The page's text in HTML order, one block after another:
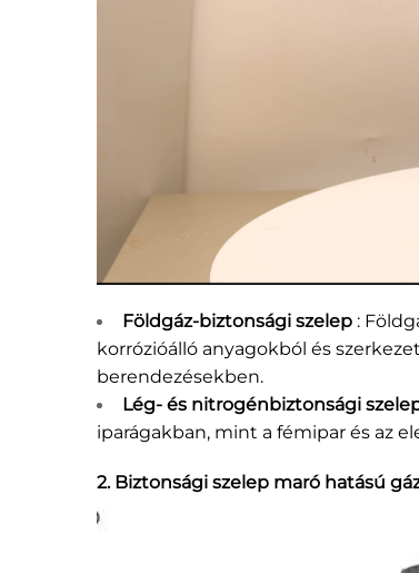
Földgáz-biztonsági szelep :
korrózióálló anyagokból és
berendezésekben.
Lég- és nitrogénbiztonsági
iparágakban, mint a fémipar és az
2. Biztonsági szelep maró hatású